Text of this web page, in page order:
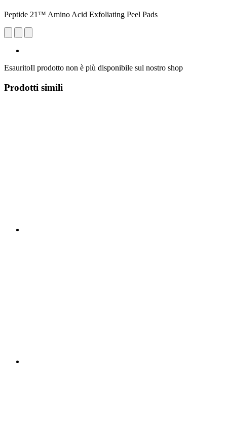
Peptide 21™ Amino Acid Exfoliating Peel Pads
EsauritoIl prodotto non è più disponibile sul nostro shop
Prodotti simili